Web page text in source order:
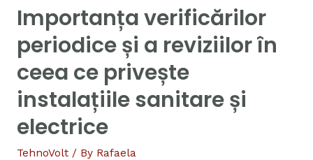
Importanța verificărilor
periodice și a reviziilor în
ceea ce privește
instalațiile sanitare și
electrice
TehnoVolt/ By Rafaela